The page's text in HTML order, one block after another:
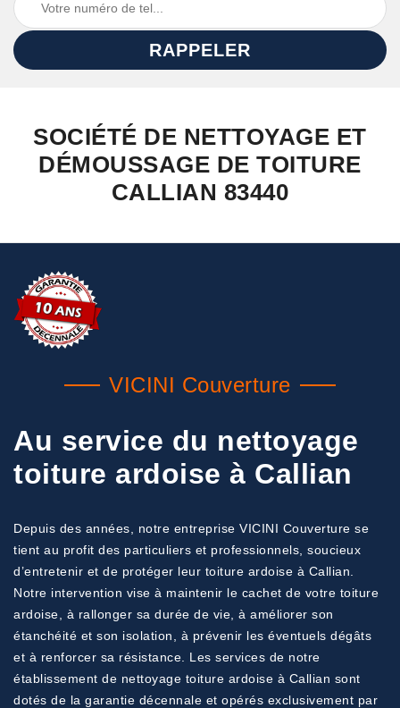
SOCIÉTÉ DE NETTOYAGE ET
DÉMOUSSAGE DE TOITURE
CALLIAN 83440
VICINI Couverture
Au service du nettoyage
toiture ardoise à Callian
Depuis des années, notre entreprise VICINI Couverture se
tient au profit des particuliers et professionnels, soucieux
d’entretenir et de protéger leur toiture ardoise à Callian.
Notre intervention vise à maintenir le cachet de votre toiture
ardoise, à rallonger sa durée de vie, à améliorer son
étanchéité et son isolation, à prévenir les éventuels dégâts
et à renforcer sa résistance. Les services de notre
établissement de nettoyage toiture ardoise à Callian sont
dotés de la garantie décennale et opérés exclusivement par